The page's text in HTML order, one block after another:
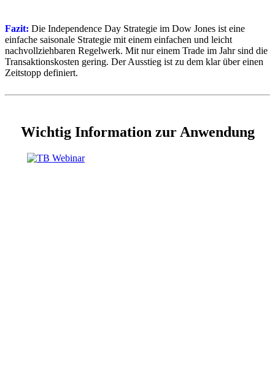
Fazit: Die Independence Day Strategie im Dow Jones ist eine
einfache saisonale Strategie mit einem einfachen und leicht
nachvollziehbaren Regelwerk. Mit nur einem Trade im Jahr sind die
Transaktionskosten gering. Der Ausstieg ist zu dem klar über einen
Zeitstopp definiert.
Wichtig Information zur Anwendung